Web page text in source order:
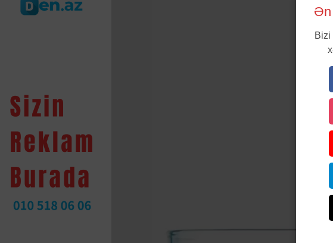
Ən
Bizi